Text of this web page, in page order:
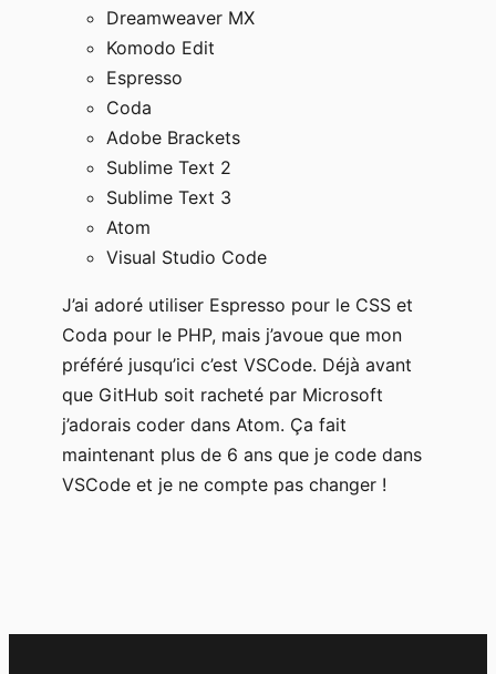
Dreamweaver MX
Komodo Edit
Espresso
Coda
Adobe Brackets
Sublime Text 2
Sublime Text 3
Atom
Visual Studio Code
J’ai adoré utiliser Espresso pour le CSS et
Coda pour le PHP, mais j’avoue que mon
préféré jusqu’ici c’est VSCode. Déjà avant
que GitHub soit racheté par Microsoft
j’adorais coder dans Atom. Ça fait
maintenant plus de 6 ans que je code dans
VSCode et je ne compte pas changer !